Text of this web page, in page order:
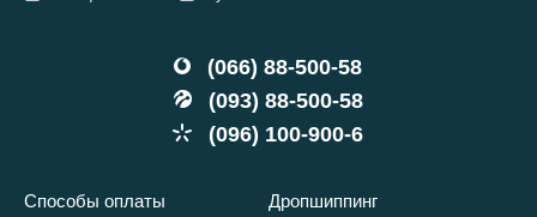
(066) 88-500-58
(093) 88-500-58
(096) 100-900-6
Способы оплаты Дропшиппинг